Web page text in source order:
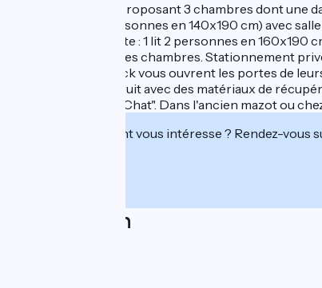
Chambres d'hôte proposant 3 chambres dont une
chambre (1 lit 2 personnes en 140x190 cm) avec
privative. La Fauvette : 1 lit 2 personnes en
TV dans chacune des chambres. Stationnement
Christelle et Yannick vous ouvrent les portes de
uniquement construit avec des matériaux de
l'œil de la "Dent du Chat". Dans l'ancien mazot ou
Cet établissement vous intéresse ? Rendez-
Localisation